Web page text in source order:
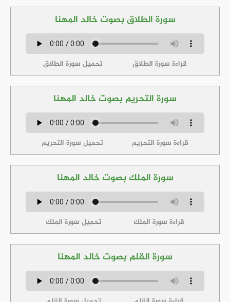
سورة الطلاق بصوت خالد المهنا
قراءة سورة الطلاق تحميل سورة الطلاق
سورة التحريم بصوت خالد المهنا
قراءة سورة التحريم تحميل سورة التحريم
سورة الملك بصوت خالد المهنا
قراءة سورة الملك تحميل سورة الملك
سورة القلم بصوت خالد المهنا